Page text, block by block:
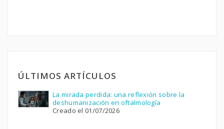
ÚLTIMOS ARTÍCULOS
La mirada perdida: una reflexión sobre la
deshumanización en oftalmología
Creado el 01/07/2026